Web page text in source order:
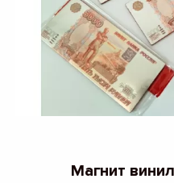
Магнит